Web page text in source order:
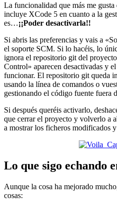
La funcionalidad que más me gusta
incluye XCode 5 en cuanto a la
es…¡¡Poder desactivarla!!
Si abris las preferencias y vais a
el soporte SCM. Si lo hacéis, lo
ignora el repositorio git del
Control» aparecen desactivadas y
funcionar. El repositorio git queda
usando la línea de comandos o
gestionando el código fuente fuera
Si después queréis activarlo,
que cerrar el proyecto y volverlo a
a mostrar los ficheros modificados
Lo que sigo echando
Aunque la cosa ha mejorado
cosas: